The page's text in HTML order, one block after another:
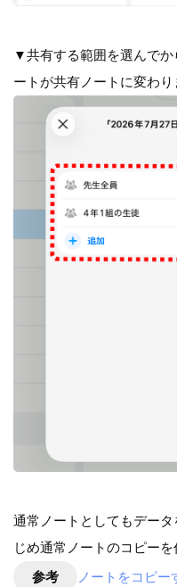
▼共有する範囲を選んでか
ートが共有ノートに変わり
通常ノートとしてもデー
じめ通常ノートのコピーを
参考
ノートをコピー